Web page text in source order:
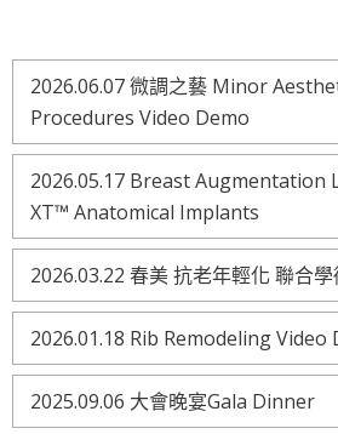
2026.06.07 微調之藝 Minor
Procedures Video Demo
2026.05.17 Breast Augmentation
XT™ Anatomical Implants
2026.03.22 春美 抗老年輕化 聯合
2026.01.18 Rib Remodeling Video
2025.09.06 大會晚宴Gala Dinner